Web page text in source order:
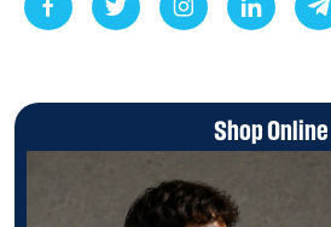
Shop Online